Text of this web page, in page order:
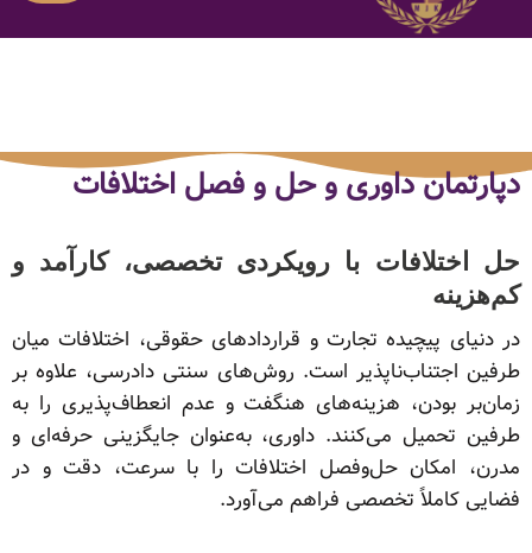
دپارتمان داوری و حل و فصل اختلافات
حل اختلافات با رویکردی تخصصی، کارآمد و
کم‌هزینه
در دنیای پیچیده تجارت و قراردادهای حقوقی، اختلافات میان
طرفین اجتناب‌ناپذیر است. روش‌های سنتی دادرسی، علاوه بر
زمان‌بر بودن، هزینه‌های هنگفت و عدم انعطاف‌پذیری را به
طرفین تحمیل می‌کنند. داوری، به‌عنوان جایگزینی حرفه‌ای و
مدرن، امکان حل‌وفصل اختلافات را با سرعت، دقت و در
فضایی کاملاً تخصصی فراهم می‌آورد.